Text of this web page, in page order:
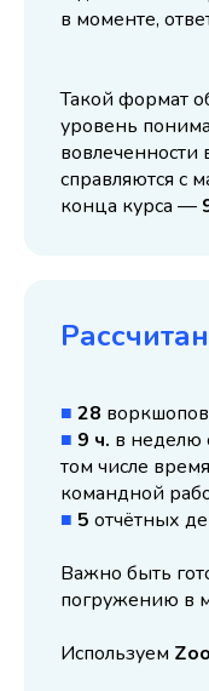
в моменте,
Такой формат
уровень
вовлеченности
справляются с
конца курса —
■ 28 воркшопов
■ 9 ч. в неделю
том числе
командной
■ 5 отчётных
Важно быть
погружению в
Используем